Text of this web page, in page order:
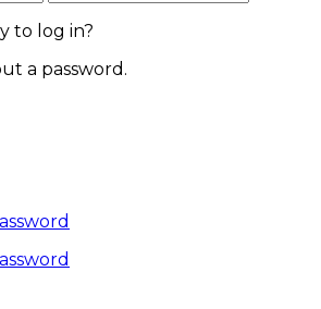
to log in?
a password.